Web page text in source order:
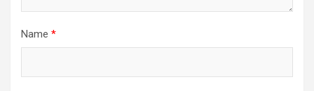
Name *